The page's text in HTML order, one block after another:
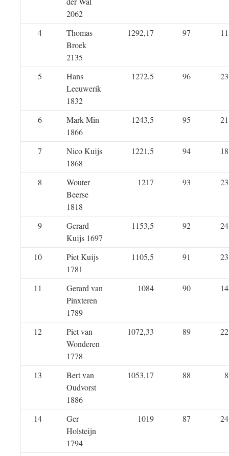
2062
4
Thomas
Broek
2135
1292,17 97 11
5
Hans
Leeuwerik
1832
1272,5 96 23
6
Mark Min
1866
1243,5 95 21
7
Nico Kuijs
1868
1221,5 94 18
8
Wouter
Beerse
1818
1217 93 23
9
Gerard
Kuijs 1697
1153,5 92 24
10
Piet Kuijs
1781
1105,5 91 23
11
Gerard van
Pinxteren
1789
1084 90 14
12
Piet van
Wonderen
1778
1072,33 89 22
13
Bert van
Oudvorst
1886
1053,17 88 8
14
Ger
Holsteijn
1794
1019 87 24